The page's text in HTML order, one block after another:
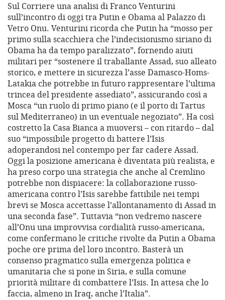
Sul Corriere una analisi di Franco Venturini
sull’incontro di oggi tra Putin e Obama al Palazzo di
Vetro Onu. Venturini ricorda che Putin ha “mosso per
primo sulla scacchiera che l’indecisionismo siriano di
Obama ha da tempo paralizzato”, fornendo aiuti
militari per “sostenere il traballante Assad, suo alleato
storico, e mettere in sicurezza l’asse Damasco-Homs-
Latakia che potrebbe in futuro rappresentare l’ultima
trincea del presidente assediato”, assicurando così a
Mosca “un ruolo di primo piano (e il porto di Tartus
sul Mediterraneo) in un eventuale negoziato”. Ha così
costretto la Casa Bianca a muoversi – con ritardo – dal
suo “impossibile progetto di battere l’Isis
adoperandosi nel contempo per far cadere Assad.
Oggi la posizione americana è diventata più realista, e
ha preso corpo una strategia che anche al Cremlino
potrebbe non dispiacere: la collaborazione russo-
americana contro l’Isis sarebbe fattibile nei tempi
brevi se Mosca accettasse l’allontanamento di Assad in
una seconda fase”. Tuttavia “non vedremo nascere
all’Onu una improvvisa cordialità russo-americana,
come confermano le critiche rivolte da Putin a Obama
poche ore prima del loro incontro. Basterà un
consenso pragmatico sulla emergenza politica e
umanitaria che si pone in Siria, e sulla comune
priorità militare di combattere l’Isis. In attesa che lo
faccia, almeno in Iraq, anche l’Italia”.